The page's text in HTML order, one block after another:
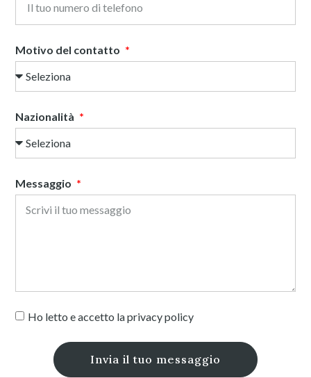
Motivo del contatto
Nazionalità
Messaggio
Ho letto e accetto laprivacy policy
Invia il tuo messaggio